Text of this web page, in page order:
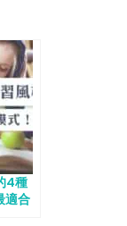
4種
適合